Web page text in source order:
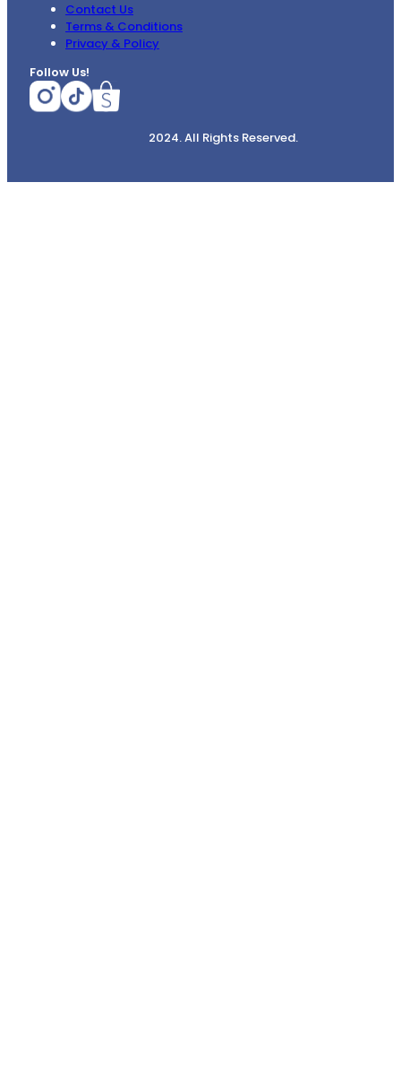
Contact Us
Terms & Conditions
Privacy & Policy
Follow Us!
2024. All Rights Reserved.